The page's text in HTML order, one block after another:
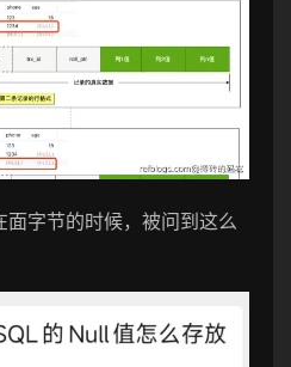
字节的时候，被问到这么